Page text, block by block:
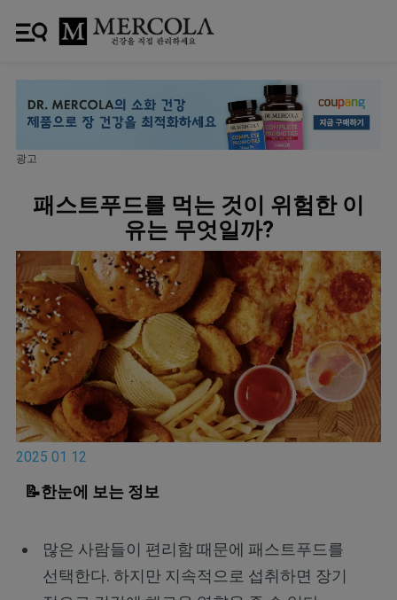
광고
패스트푸드를 먹는 것이 위험한 이
유는 무엇일까?
2025 01 12
📝한눈에 보는 정보
많은 사람들이 편리함 때문에 패스트푸드를
선택한다. 하지만 지속적으로 섭취하면 장기